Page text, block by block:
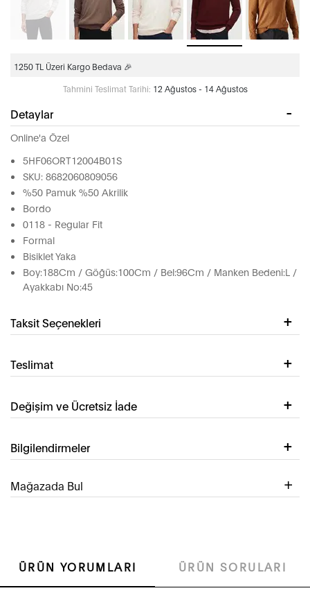
1250 TL Üzeri Kargo Bedava 🎉
Tahmini Teslimat Tarihi: 12 Ağustos - 14 Ağustos
Detaylar
Online'a Özel
5HF06ORT12004B01S
SKU: 8682060809056
%50 Pamuk %50 Akrilik
Bordo
0118 - Regular Fit
Formal
Bisiklet Yaka
Boy:188Cm / Göğüs:100Cm / Bel:96Cm / Manken Bedeni:L /
Ayakkabı No:45
Taksit Seçenekleri
Teslimat
Değişim ve Ücretsiz İade
Bilgilendirmeler
Mağazada Bul
ÜRÜN YORUMLARI ÜRÜN SORULARI